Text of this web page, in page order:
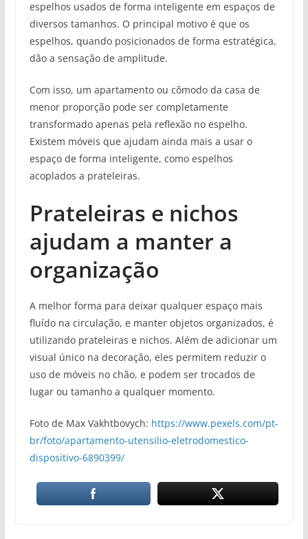
espelhos usados de forma inteligente em espaços de
diversos tamanhos. O principal motivo é que os
espelhos, quando posicionados de forma estratégica,
dão a sensação de amplitude.
Com isso, um apartamento ou cômodo da casa de
menor proporção pode ser completamente
transformado apenas pela reflexão no espelho.
Existem móveis que ajudam ainda mais a usar o
espaço de forma inteligente, como espelhos
acoplados a prateleiras.
Prateleiras e nichos
ajudam a manter a
organização
A melhor forma para deixar qualquer espaço mais
fluído na circulação, e manter objetos organizados, é
utilizando prateleiras e nichos. Além de adicionar um
visual único na decoração, eles permitem reduzir o
uso de móveis no chão, e podem ser trocados de
lugar ou tamanho a qualquer momento.
Foto de Max Vakhtbovych: https://www.pexels.com/pt-
br/foto/apartamento-utensilio-eletrodomestico-
dispositivo-6890399/